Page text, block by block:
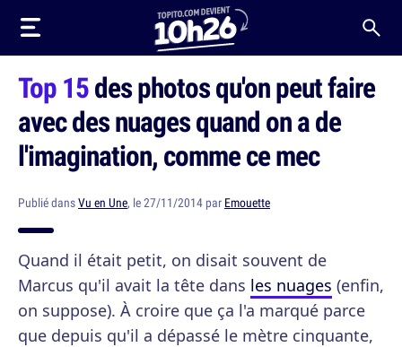
Top 15des photos qu'on peut faire
avec des nuages quand on a de
l'imagination, comme ce mec
Publié dansVu en Une, le 27/11/2014 par Emouette
Quand il était petit, on disait souvent de
Marcus qu'il avait la tête dans les nuages (enfin,
on suppose). À croire que ça l'a marqué parce
que depuis qu'il a dépassé le mètre cinquante,